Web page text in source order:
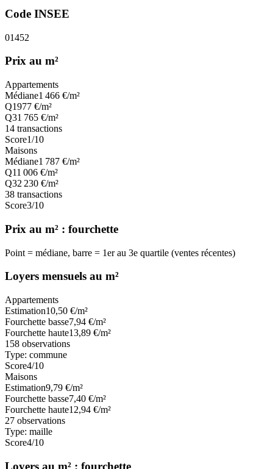
Code INSEE
01452
Prix au m²
Appartements
Médiane1 466 €/m²
Q1977 €/m²
Q31 765 €/m²
14 transactions
Score1/10
Maisons
Médiane1 787 €/m²
Q11 006 €/m²
Q32 230 €/m²
38 transactions
Score3/10
Prix au m² : fourchette
Point = médiane, barre = 1er au 3e quartile (ventes récentes)
Loyers mensuels au m²
Appartements
Estimation10,50 €/m²
Fourchette basse7,94 €/m²
Fourchette haute13,89 €/m²
158 observations
Type: commune
Score4/10
Maisons
Estimation9,79 €/m²
Fourchette basse7,40 €/m²
Fourchette haute12,94 €/m²
27 observations
Type: maille
Score4/10
Loyers au m² : fourchette